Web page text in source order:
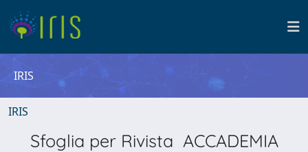
IRIS
IRIS
Sfoglia per Rivista ACCADEMIA